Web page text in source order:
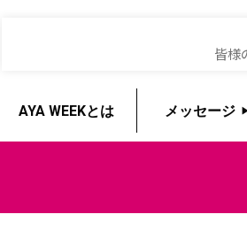
皆様
AYA WEEKとは メッセージ